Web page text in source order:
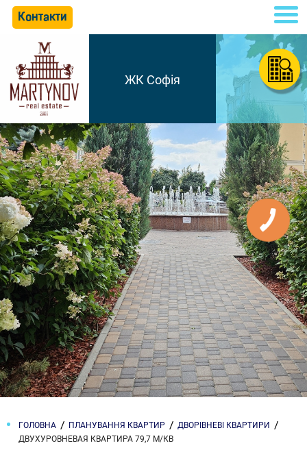
Контакти
ЖК Софія
ГОЛОВНА ПЛАНУВАННЯ КВАРТИР
ДВОРІВНЕВІ КВАРТИРИ
ДВУХУРОВНЕВАЯ КВАРТИРА 79,7 М/КВ